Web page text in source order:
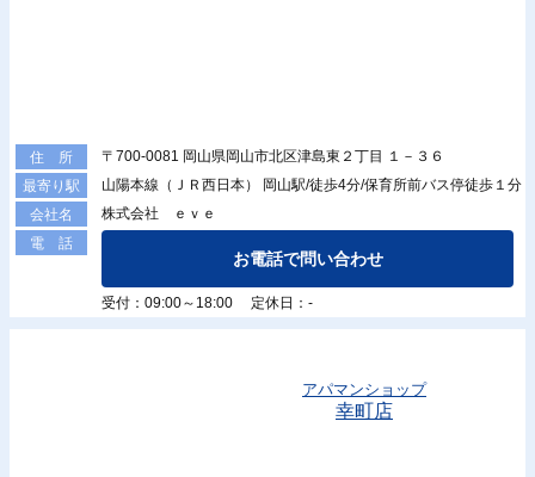
住 所
〒700-0081 岡山県岡山市北区津島東２丁目 １－３６
最寄り駅
山陽本線（ＪＲ西日本） 岡山駅/徒歩4分/保育所前バス停徒歩１分
会社名
株式会社 ｅｖｅ
電 話
お電話で問い合わせ
受付：09:00～18:00 定休日：-
アパマンショップ
幸町店